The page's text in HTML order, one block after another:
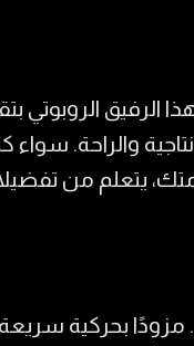
الروبوتي
والراحة. سواء
يتعلم من
مزودًا بحركية